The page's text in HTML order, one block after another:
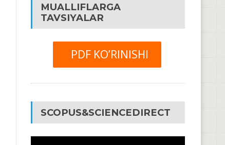
MUALLIFLARGA
TAVSIYALAR
PDF KO’RINISHI
SCOPUS&SCIENCEDIRECT